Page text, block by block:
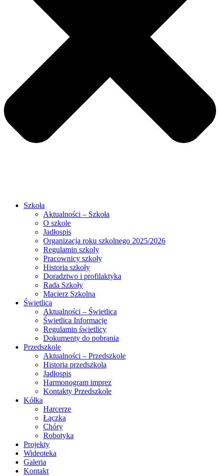
Szkoła
Aktualności – Szkoła
O szkole
Jadłospis
Organizacja roku szkolnego 2025/2026
Regulamin szkoly
Pracownicy szkoły
Historia szkoły
Doradztwo i profilaktyka
Rada Szkoły
Macierz Szkolna
Świetlica
Aktualności – Świetlica
Świetlica Informacje
Regulamin świetlicy
Dokumenty do pobrania
Przedszkole
Aktualności – Przedszkole
Historia przedszkola
Jadłospis
Harmonogram imprez
Kontakty Przedszkole
Kółka
Harcerze
Łączka
Chóry
Robotyka
Projekty
Wideoteka
Galeria
Kontakt